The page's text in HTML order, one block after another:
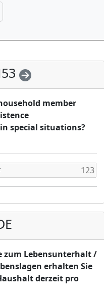
member
special situations?
zum Lebensunterhalt /
erhalten Sie
derzeit pro